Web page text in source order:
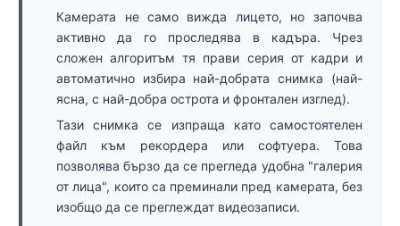
Камерата не само вижда лицето, но започва
активно да го проследява в кадъра. Чрез
сложен алгоритъм тя прави серия от кадри и
автоматично избира най-добрата снимка (най-
ясна, с най-добра острота и фронтален изглед).
Тази снимка се изпраща като самостоятелен
файл към рекордера или софтуера. Това
позволява бързо да се прегледа удобна "галерия
от лица", които са преминали пред камерата, без
изобщо да се преглеждат видеозаписи.